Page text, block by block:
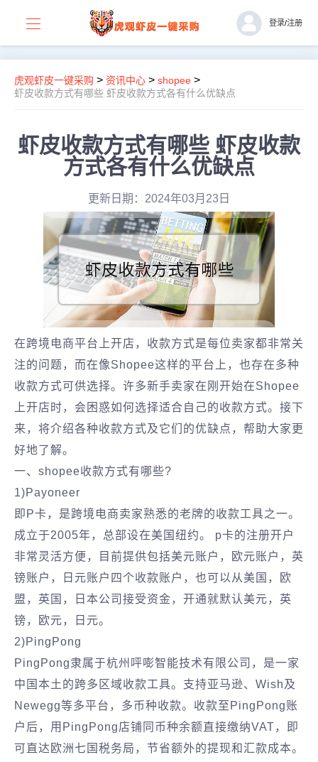
登录/注册
虎观虾皮一键采购 > 资讯中心 > shopee >
虾皮收款方式有哪些 虾皮收款方式各有什么优缺点
虾皮收款方式有哪些 虾皮收款
方式各有什么优缺点
更新日期：2024年03月23日
在跨境电商平台上开店，收款方式是每位卖家都非常关
注的问题，而在像Shopee这样的平台上，也存在多种
收款方式可供选择。许多新手卖家在刚开始在Shopee
上开店时，会困惑如何选择适合自己的收款方式。接下
来，将介绍各种收款方式及它们的优缺点，帮助大家更
好地了解。
一、shopee收款方式有哪些?
1)Payoneer
即P卡，是跨境电商卖家熟悉的老牌的收款工具之一。
成立于2005年，总部设在美国纽约。 p卡的注册开户
非常灵活方便，目前提供包括美元账户，欧元账户，英
镑账户，日元账户四个收款账户，也可以从美国，欧
盟，英国，日本公司接受资金，开通就默认美元，英
镑，欧元，日元。
2)PingPong
PingPong隶属于杭州呯嘭智能技术有限公司，是一家
中国本土的跨多区域收款工具。支持亚马逊、Wish及
Newegg等多平台，多币种收款。收款至PingPong账
户后，用PingPong店铺同币种余额直接缴纳VAT，即
可直达欧洲七国税务局，节省额外的提现和汇款成本。